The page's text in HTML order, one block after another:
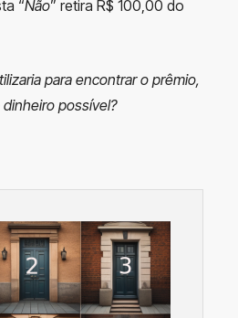
“Não” retira R$ 100,00 do
para encontrar o prêmio,
possível?